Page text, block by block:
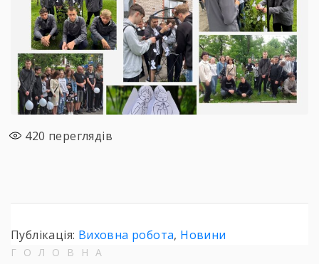
420 переглядів
Публікація: Виховна робота, Новини
ГОЛОВНА